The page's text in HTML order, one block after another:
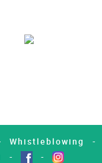
Whistleblowing